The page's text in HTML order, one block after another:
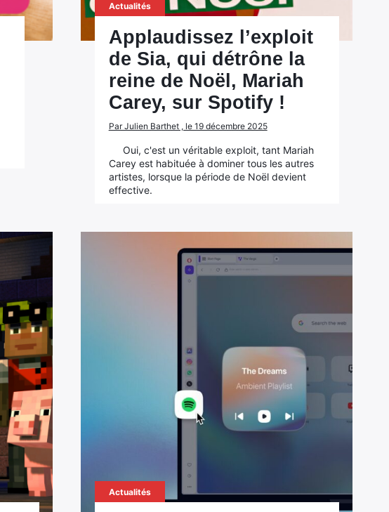
Actualités
Applaudissez l’exploit
de Sia, qui détrône la
reine de Noël, Mariah
Carey, sur Spotify !
Par Julien Barthet , le 19 décembre 2025
Oui, c'est un véritable exploit, tant Mariah
Carey est habituée à dominer tous les autres
artistes, lorsque la période de Noël devient
effective.
Actualités